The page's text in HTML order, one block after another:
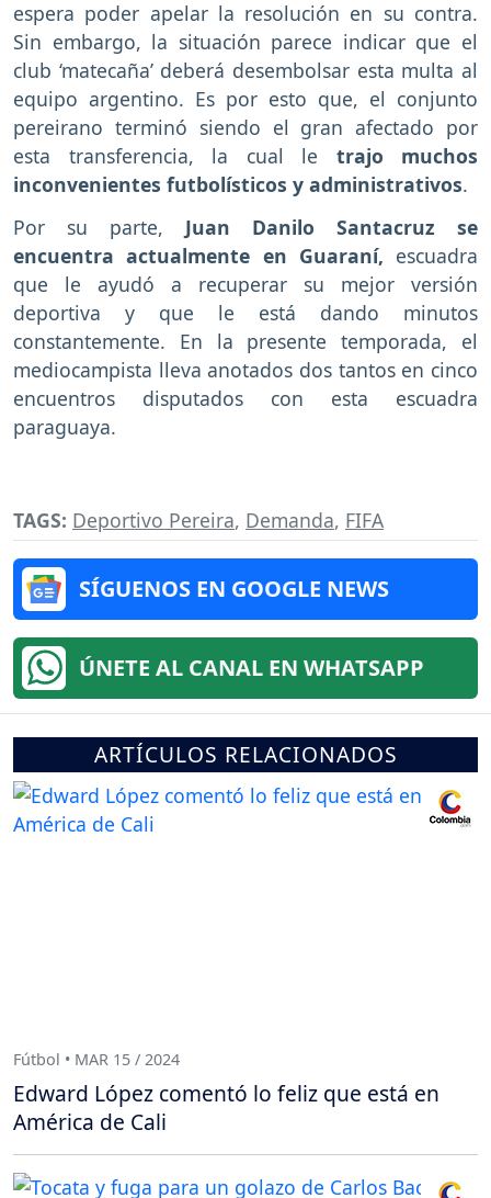
espera poder apelar la resolución en su contra.
Sin embargo, la situación parece indicar que el
club ‘matecaña’ deberá desembolsar esta multa al
equipo argentino. Es por esto que, el conjunto
pereirano terminó siendo el gran afectado por
esta transferencia, la cual le trajo muchos
inconvenientes futbolísticos y administrativos.
Por su parte, Juan Danilo Santacruz se
encuentra actualmente en Guaraní, escuadra
que le ayudó a recuperar su mejor versión
deportiva y que le está dando minutos
constantemente. En la presente temporada, el
mediocampista lleva anotados dos tantos en cinco
encuentros disputados con esta escuadra
paraguaya.
TAGS: Deportivo Pereira, Demanda, FIFA
SÍGUENOS EN GOOGLE NEWS
ÚNETE AL CANAL EN WHATSAPP
ARTÍCULOS RELACIONADOS
Fútbol • MAR 15 / 2024
Edward López comentó lo feliz que está en
América de Cali